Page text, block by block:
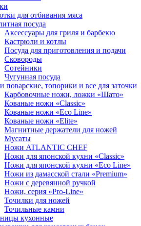
для отбивания мяса
посуда
Аксессуары для гриля и барбекю
Кастрюли и котлы
Посуда для приготовления и подачи
Сковороды
Сотейники
Чугунная посуда
поварские, топорики и все для заточки
Карбовочные ножи, ложки «Шато»
Кованые ножи «Classic»
Кованые ножи «Eco Line»
Кованые ножи «Elite»
Магнитные держатели для ножей
Мусаты
Ножи ATLANTIC CHEF
Ножи для японской кухни «Classic»
Ножи для японской кухни «Eco Line»
Ножи из дамасской стали «Premium»
Ножи с деревянной ручкой
Ножи, серия «Pro-Line»
Точилки для ножей
Точильные камни
кухонные